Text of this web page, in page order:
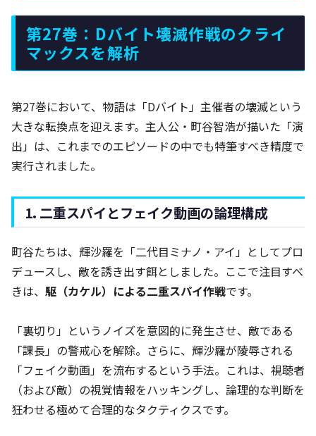
第27巻：Dバイト壊滅作戦のクライ
マックスを解析
第27巻において、物語は「Dバイト」主催者の壊滅という
大きな転換点を迎えます。主人公・町谷智浩が描いた「演
出」は、これまでのエピソードの中でも特筆すべき精度で
実行されました。
1. 二重スパイとフェイク動画の論理構成
町谷たちは、輝沙羅を「二代目ミナノ・アイ」としてプロ
デュースし、敵を誘き出す餌としました。ここで注目すべ
きは、 駆（カケル）による二重スパイ作戦です。
「裏切り」というノイズを意図的に発生させ、敵である
「課長」の警戒心を解除。さらに、輝沙羅が陵辱される
「フェイク動画」を流布するという手法。これは、視聴者
（および敵）の視覚情報をハッキングし、論理的な判断を
狂わせる極めて合理的なタクティクスです。